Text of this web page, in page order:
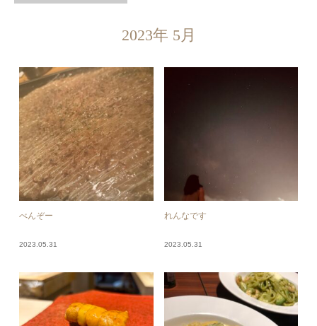
2023年 5月
べんぞー
2023.05.31
れんなです
2023.05.31